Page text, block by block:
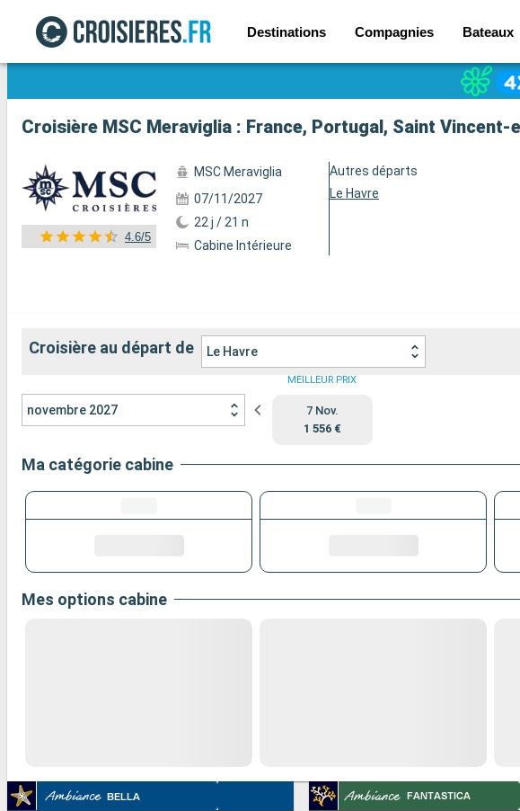
Destinations Compagnies Bateaux
Voir les 140 autres photos
4.6/5
MSC Meraviglia
07/11/2027
22 j / 21 n
Cabine Intérieure
Autres départs
Le Havre
Croisière au départ de Le Havre
novembre 2027
MEILLEUR PRIX
7 Nov.
1 556 €
Ma catégorie cabine
Mes options cabine